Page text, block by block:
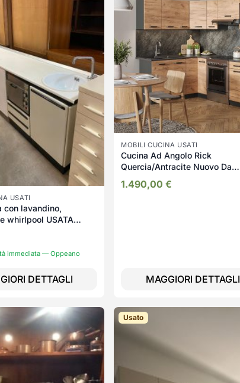
USATI
con lavandino,
whirlpool USATA
immediata — Oppeano
DETTAGLI
MOBILI CUCINA USATI
Cucina Ad Angolo Rick
Quercia/Antracite Nuovo Da
1.490,00€
MAGGIORI DETTAGLI
Usato